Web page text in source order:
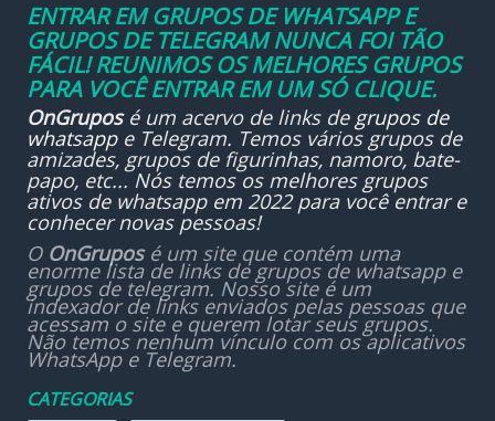
ENTRAR EM GRUPOS DE WHATSAPP E
GRUPOS DE TELEGRAM NUNCA FOI TÃO
FÁCIL! REUNIMOS OS MELHORES GRUPOS
PARA VOCÊ ENTRAR EM UM SÓ CLIQUE.
OnGruposé um acervo de links de grupos de
whatsappe Telegram. Temos vários grupos de
amizades, grupos de figurinhas, namoro, bate-
papo, etc... Nós temos os melhores grupos
ativos de whatsapp em 2022 para você entrar e
conhecer novas pessoas!
O OnGruposé um site que contém uma
enorme lista de links de grupos de whatsapp e
grupos de telegram. Nosso site é um
indexador de links enviados pelas pessoas que
acessam o site e querem lotar seus grupos.
Não temos nenhum vínculo com os aplicativos
WhatsApp e Telegram.
CATEGORIAS